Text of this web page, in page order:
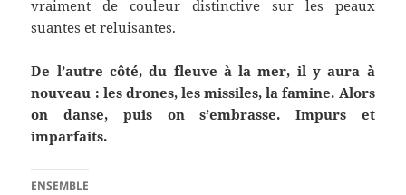
vraiment de couleur distinctive sur les peaux
suantes et reluisantes.
De l’autre côté, du fleuve à la mer, il y aura à
nouveau : les drones, les missiles, la famine. Alors
on danse, puis on s’embrasse. Impurs et
imparfaits.
ENSEMBLE